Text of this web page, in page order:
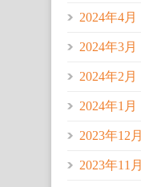
2024年4月
2024年3月
2024年2月
2024年1月
2023年12月
2023年11月